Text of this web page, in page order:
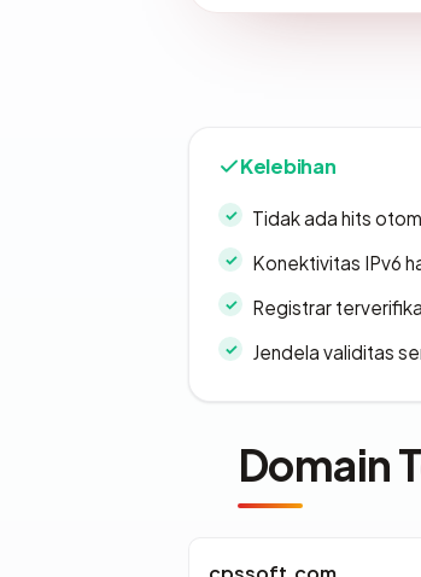
Kelebihan
Tidak ada hits
Konektivitas IPv6
Registrar
Jendela validitas
Domain